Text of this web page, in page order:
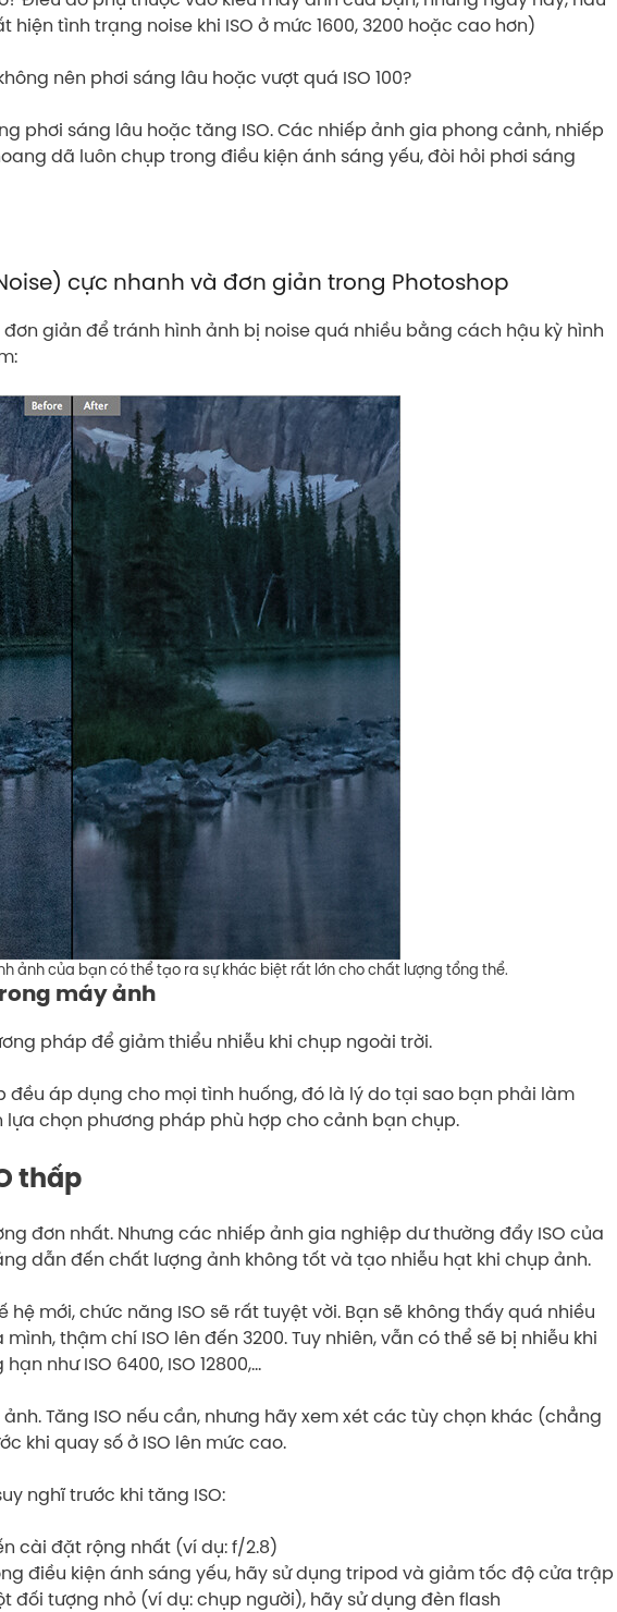
tình trạng noise khi ISO ở mức 1600, 3200 hoặc cao hơn)
nên phơi sáng lâu hoặc vượt quá ISO 100?
phơi sáng lâu hoặc tăng ISO. Các nhiếp ảnh gia phong cảnh, nhiếp
dã luôn chụp trong điều kiện ánh sáng yếu, đòi hỏi phơi sáng
cực nhanh và đơn giản trong Photoshop
giản để tránh hình ảnh bị noise quá nhiều bằng cách hậu kỳ hình
ảnh của bạn có thể tạo ra sự khác biệt rất lớn cho chất lượng tổng thể.
máy ảnh
pháp để giảm thiểu nhiễu khi chụp ngoài trời.
đều áp dụng cho mọi tình huống, đó là lý do tại sao bạn phải làm
chọn phương pháp phù hợp cho cảnh bạn chụp.
thấp
đơn nhất. Nhưng các nhiếp ảnh gia nghiệp dư thường đẩy ISO của
dẫn đến chất lượng ảnh không tốt và tạo nhiễu hạt khi chụp ảnh.
hệ mới, chức năng ISO sẽ rất tuyệt vời. Bạn sẽ không thấy quá nhiều
thậm chí ISO lên đến 3200. Tuy nhiên, vẫn có thể sẽ bị nhiễu khi
như ISO 6400, ISO 12800,…
Tăng ISO nếu cần, nhưng hãy xem xét các tùy chọn khác (chẳng
khi quay số ở ISO lên mức cao.
nghĩ trước khi tăng ISO:
cài đặt rộng nhất (ví dụ: f/2.8)
điều kiện ánh sáng yếu, hãy sử dụng tripod và giảm tốc độ cửa trập
đối tượng nhỏ (ví dụ: chụp người), hãy sử dụng đèn flash